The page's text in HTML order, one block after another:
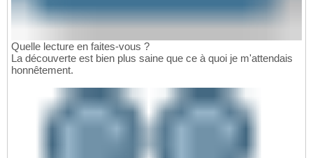
Quelle lecture en faites-vous ?
La découverte est bien plus saine que ce à quoi je m'attendais
honnêtement.